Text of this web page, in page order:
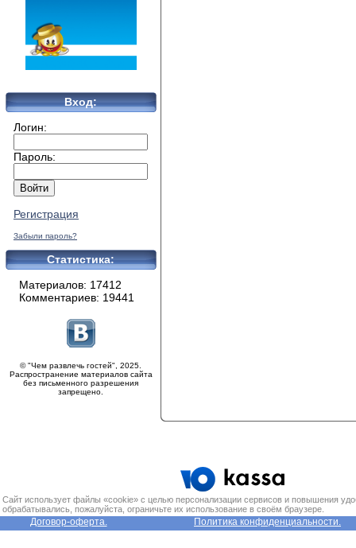
Вход:
Логин:
Пароль:
Регистрация
Забыли пароль?
Статистика:
Материалов: 17412
Комментариев: 19441
© "Чем развлечь гостей", 2025.
Распространение материалов сайта
без письменного разрешения
запрещено.
Сайт использует файлы «cookie» с целью персонализации сервисов и повышения
обрабатывались, пожалуйста, ограничьте их использование в своём браузере.
Договор-оферта. Политика конфиденциальности.